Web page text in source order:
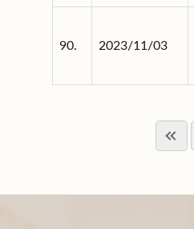
90. 2023/11/03